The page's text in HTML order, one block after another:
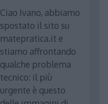
Ciao Ivano, abbiamo
spostato il sito su
matepratica.it e
stiamo affrontando
qualche problema
tecnico: il più
urgente è questo